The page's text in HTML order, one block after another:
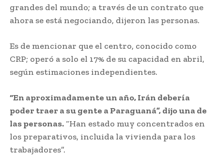
grandes del mundo; a través de un contrato que
ahora se está negociando, dijeron las personas.
Es de mencionar que el centro, conocido como
CRP; operó a solo el 17% de su capacidad en abril,
según estimaciones independientes.
“En aproximadamente un año, Irán debería
poder traer a su gente a Paraguaná”, dijo una de
las personas. “Han estado muy concentrados en
los preparativos, incluida la vivienda para los
trabajadores”.